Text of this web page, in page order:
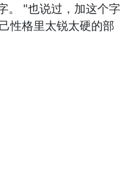
。 "也说过，加这个字
性格里太锐太硬的部